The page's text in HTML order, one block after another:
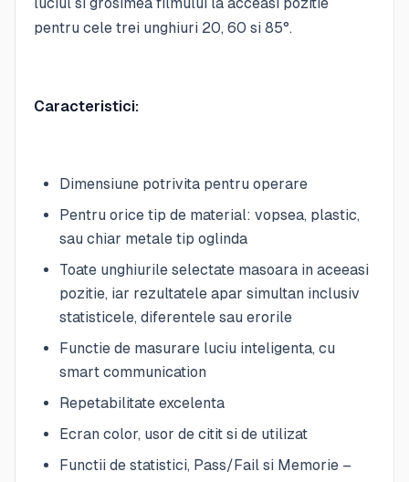
pentru cele trei unghiuri 20, 60 si 85°.
Caracteristici:
Dimensiune potrivita pentru operare
Pentru orice tip de material: vopsea, plastic,
sau chiar metale tip oglinda
Toate unghiurile selectate masoara in aceeasi
pozitie, iar rezultatele apar simultan inclusiv
statisticele, diferentele sau erorile
Functie de masurare luciu inteligenta, cu
smart communication
Repetabilitate excelenta
Ecran color, usor de citit si de utilizat
Functii de statistici, Pass/Fail si Memorie –